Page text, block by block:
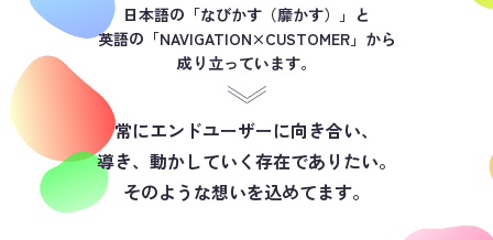
日本語の「なびかす（靡かす）」と
英語の「NAVIGATION×CUSTOMER」から
成り立っています。
常にエンドユーザーに向き合い、
導き、動かしていく存在でありたい。
そのような想いを込めてます。